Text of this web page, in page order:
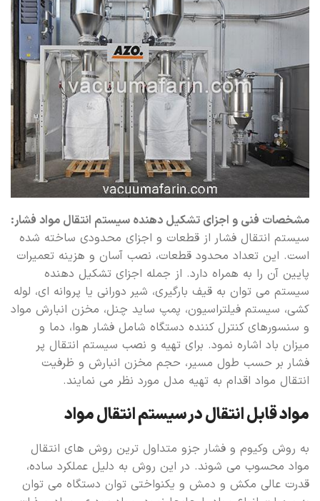
مشخصات فنی و اجزای تشکیل دهنده سیستم انتقال مواد فشار:
سیستم انتقال فشار از قطعات و اجزای محدودی ساخته شده
است. این تعداد محدود قطعات، نصب آسان و هزینه تعمیرات
پایین آن را به همراه دارد. از جمله اجزای تشکیل دهنده
سیستم می توان به قیف بارگیری، شیر دورانی یا پروانه ای، لوله
کشی، سیستم فیلتراسیون، پمپ ساید چنل، مخزن انبارش مواد
و سنسورهای کنترل کننده دستگاه شامل فشار هوا، دما و
میزان باد اشاره نمود. برای تهیه و نصب سیستم انتقال پر
فشار بر حسب طول مسیر، حجم مخزن انبارش و ظرفیت
انتقال مواد اقدام به تهیه مدل مورد نظر می نمایند.
مواد قابل انتقال در سیستم انتقال مواد
به روش وکیوم و فشار جزو متداول ترین روش های انتقال
مواد محسوب می شوند. در این روش به دلیل عملکرد ساده،
قدرت عالی مکش و دمش و یکنواختی توان دستگاه می توان